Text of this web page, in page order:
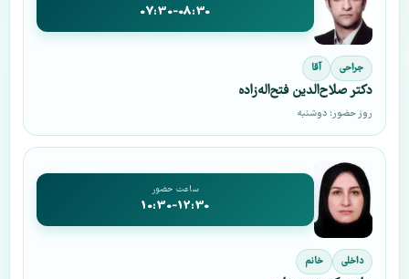
07:30-08:30
جراحی آقا
دکتر صلاح‌الدین فتح‌اله‌زاده
روز حضور: دوشنبه
ساعت حضور
10:30-12:30
داخلی خانم